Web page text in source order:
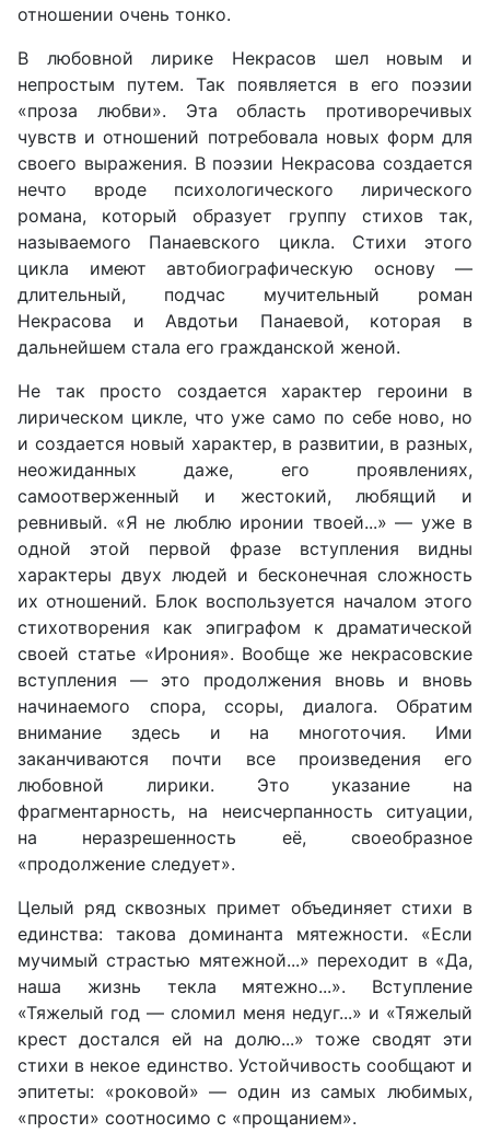
отношении очень тонко.
В любовной лирике Некрасов шел новым и
непростым путем. Так появляется в его поэзии
«проза любви». Эта область противоречивых
чувств и отношений потребовала новых форм для
своего выражения. В поэзии Некрасова создается
нечто вроде психологического лирического
романа, который образует группу стихов так,
называемого Панаевского цикла. Стихи этого
цикла имеют автобиографическую основу —
длительный, подчас мучительный роман
Некрасова и Авдотьи Панаевой, которая в
дальнейшем стала его гражданской женой.
Не так просто создается характер героини в
лирическом цикле, что уже само по себе ново, но
и создается новый характер, в развитии, в разных,
неожиданных даже, его проявлениях,
самоотверженный и жестокий, любящий и
ревнивый. «Я не люблю иронии твоей...» — уже в
одной этой первой фразе вступления видны
характеры двух людей и бесконечная сложность
их отношений. Блок воспользуется началом этого
стихотворения как эпиграфом к драматической
своей статье «Ирония». Вообще же некрасовские
вступления — это продолжения вновь и вновь
начинаемого спора, ссоры, диалога. Обратим
внимание здесь и на многоточия. Ими
заканчиваются почти все произведения его
любовной лирики. Это указание на
фрагментарность, на неисчерпанность ситуации,
на неразрешенность её, своеобразное
«продолжение следует».
Целый ряд сквозных примет объединяет стихи в
единства: такова доминанта мятежности. «Если
мучимый страстью мятежной...» переходит в «Да,
наша жизнь текла мятежно...». Вступление
«Тяжелый год — сломил меня недуг...» и «Тяжелый
крест достался ей на долю...» тоже сводят эти
стихи в некое единство. Устойчивость сообщают и
эпитеты: «роковой» — один из самых любимых,
«прости» соотносимо с «прощанием».